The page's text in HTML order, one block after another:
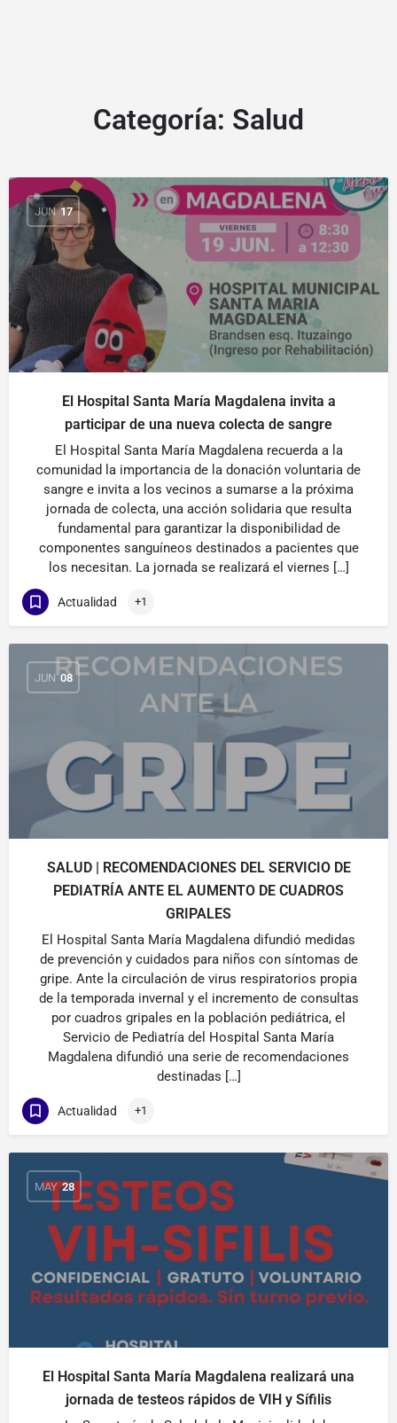
Categoría: Salud
JUN 17
El Hospital Santa María Magdalena invita a
participar de una nueva colecta de sangre
El Hospital Santa María Magdalena recuerda a la
comunidad la importancia de la donación voluntaria de
sangre e invita a los vecinos a sumarse a la próxima
jornada de colecta, una acción solidaria que resulta
fundamental para garantizar la disponibilidad de
componentes sanguíneos destinados a pacientes que
los necesitan. La jornada se realizará el viernes […]
Actualidad +1
JUN 08
SALUD | RECOMENDACIONES DEL SERVICIO DE
PEDIATRÍA ANTE EL AUMENTO DE CUADROS
GRIPALES
El Hospital Santa María Magdalena difundió medidas
de prevención y cuidados para niños con síntomas de
gripe. Ante la circulación de virus respiratorios propia
de la temporada invernal y el incremento de consultas
por cuadros gripales en la población pediátrica, el
Servicio de Pediatría del Hospital Santa María
Magdalena difundió una serie de recomendaciones
destinadas […]
Actualidad +1
MAY 28
El Hospital Santa María Magdalena realizará una
jornada de testeos rápidos de VIH y Sífilis